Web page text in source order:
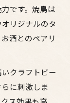
です。焼鳥は
リジナルのタ
酒とのペアリ
クラフトビー
に刺激しま